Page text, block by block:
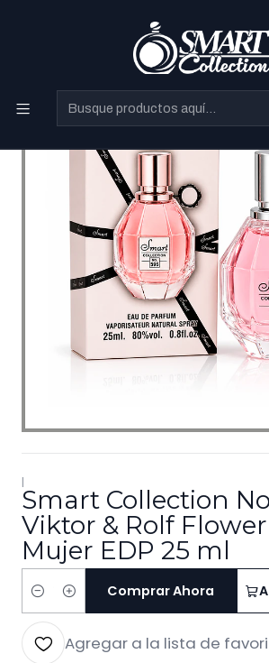
|
Smart Collection
Viktor & Rolf
Mujer EDP 25 ml
Cantidad
Comprar Ahora
Agregar a la lista de